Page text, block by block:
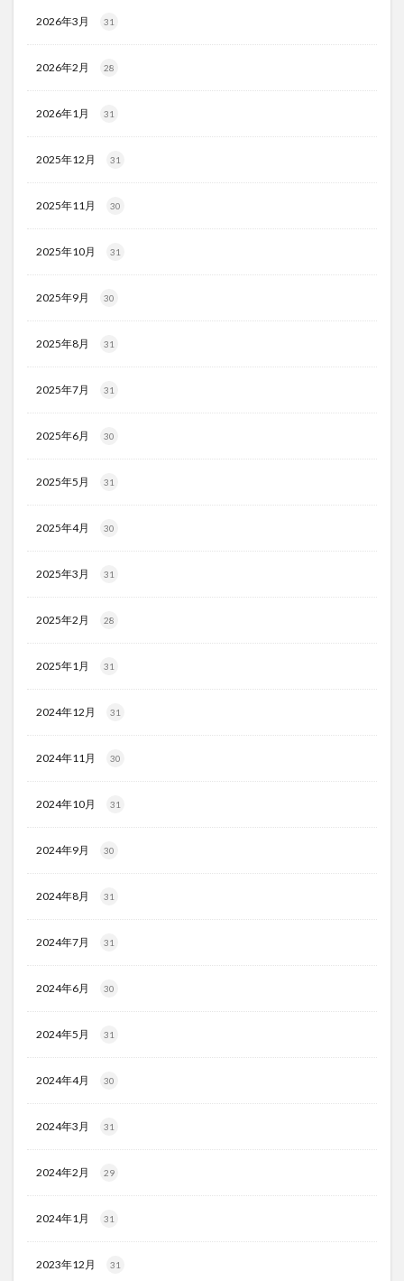
2026年3月 31
2026年2月 28
2026年1月 31
2025年12月 31
2025年11月 30
2025年10月 31
2025年9月 30
2025年8月 31
2025年7月 31
2025年6月 30
2025年5月 31
2025年4月 30
2025年3月 31
2025年2月 28
2025年1月 31
2024年12月 31
2024年11月 30
2024年10月 31
2024年9月 30
2024年8月 31
2024年7月 31
2024年6月 30
2024年5月 31
2024年4月 30
2024年3月 31
2024年2月 29
2024年1月 31
2023年12月 31